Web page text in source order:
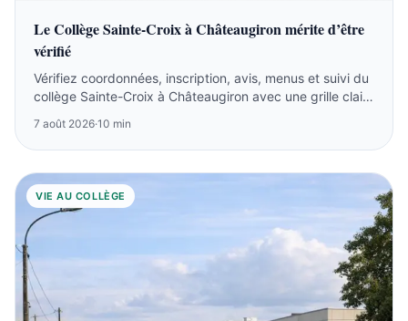
Le Collège Sainte-Croix à Châteaugiron mérite d’être
vérifié
Vérifiez coordonnées, inscription, avis, menus et suivi du
collège Sainte-Croix à Châteaugiron avec une grille claire
7 août 2026·10 min
VIE AU COLLÈGE